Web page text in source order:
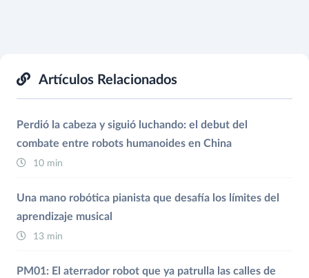
Artículos Relacionados
Perdió la cabeza y siguió luchando: el debut del
combate entre robots humanoides en China
10 min
Una mano robótica pianista que desafía los límites del
aprendizaje musical
13 min
PM01: El aterrador robot que ya patrulla las calles de